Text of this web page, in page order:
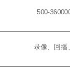
500-
录像、回播